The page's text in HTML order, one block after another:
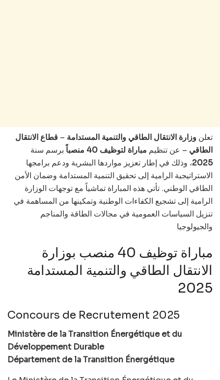
تعلن وزارة الانتقال الطاقي والتنمية المستدامة – قطاع الانتقال
الطاقي – عن تنظيم مباراة لتوظيف 40 منصباً
برسم سنة
2025، وذلك في إطار تعزيز مواردها البشرية ودعم برامجها
الاستراتيجية الرامية إلى تحقيق التنمية المستدامة وضمان الأمن
الطاقي الوطني. تأتي هذه المباراة تماشياً مع توجهات الوزارة
الرامية إلى تشجيع الكفاءات الوطنية وتمكينها من المساهمة في
تنزيل السياسات العمومية في مجالات الطاقة والمناجم
والجيولوجيا
مباراة توظيف 40 منصب بوزارة
الانتقال الطاقي والتنمية المستدامة
2025
Concours de Recrutement 2025
Ministère de la Transition Énergétique et du
Développement Durable
Département de la Transition Énergétique